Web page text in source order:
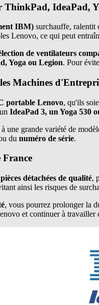
ThinkPad, IdeaPad,
IBM) surchauffe, ralentit
Lenovo, ce qui peut
de ventilateurs
Yoga ou Legion. Pour
Machines
portable Lenovo, qu'ils
IdeaPad 3, un Yoga 530
à une grande variété de
du numéro de série.
France
pièces détachées de qualité,
ainsi les risques de
, vous pourrez prolonger la
et continuer à travailler